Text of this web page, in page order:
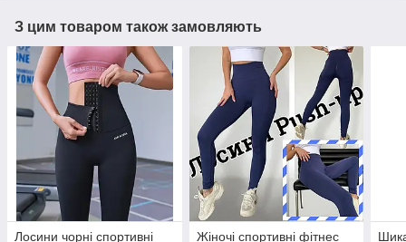
З цим товаром також замовляють
Лосини чорні спортивні Жіночі спортивні фітнес